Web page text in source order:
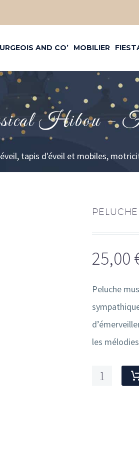
AND CO’ MOBILIER
Hibou –
tapis d'éveil et mobiles,
25,00
Peluche
les
quantité